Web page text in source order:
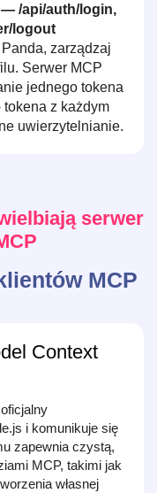
/api/auth/login,
logout
zarządzaj
Serwer MCP
jednego tokena
z każdym
uwierzytelnianie.
serwer
MCP
Context
i komunikuje się
zapewnia czystą,
MCP, takimi jak
własnej